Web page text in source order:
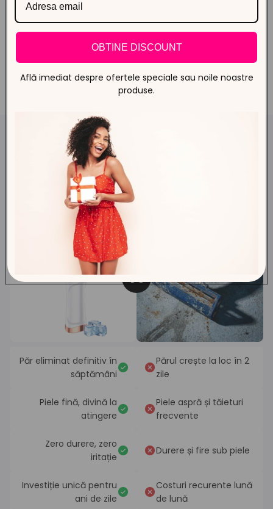
vreodată!
VREAU PIELE CATIFELATĂ
EPILARE IPL VS METODA
CLASICĂ
Aceeași piele. Rutină nouă. Rezultate de revistă.
VS
Păr eliminat definitiv în
săptămâni
Părul crește la loc în 2
zile
Piele fină, divină la
atingere
Piele aspră și tăieturi
frecvente
Zero durere, zero
iritație
Durere și fire sub piele
Investiție unică pentru
ani de zile
Costuri recurente lună
de lună
OBTINE DISCOUNT
Află imediat despre ofertele speciale sau noile noastre
produse.